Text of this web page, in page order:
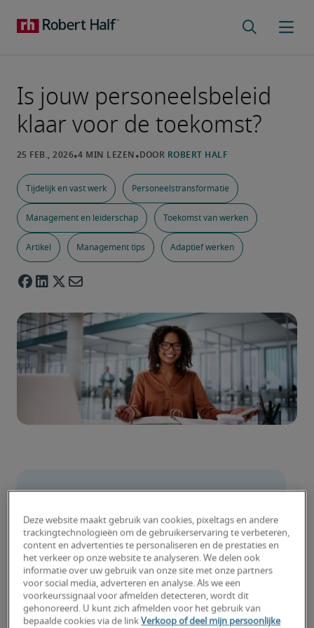
Is jouw personeelsbeleid
klaar voor de toekomst?
Tijdelijk en vast werk Personeelstransformatie
Management en leiderschap Toekomst van werken
Artikel Management tips Adaptief werken
toekomst?
je bent volledig bemand
je bent van plan nieuw personeel aan
te nemen
Vooruitdenken loont
Deze website maakt gebruik van cookies, pixeltags en andere
trackingtechnologieën om de gebruikerservaring te verbeteren,
content en advertenties te personaliseren en de prestaties en
het verkeer op onze website te analyseren. We delen ook
informatie over uw gebruik van onze site met onze partners
voor social media, adverteren en analyse. Als we een
voorkeurssignaal voor afmelden detecteren, wordt dit
gehonoreerd. U kunt zich afmelden voor het gebruik van
bepaalde cookies via de linkVerkoop of deel mijn persoonlijke